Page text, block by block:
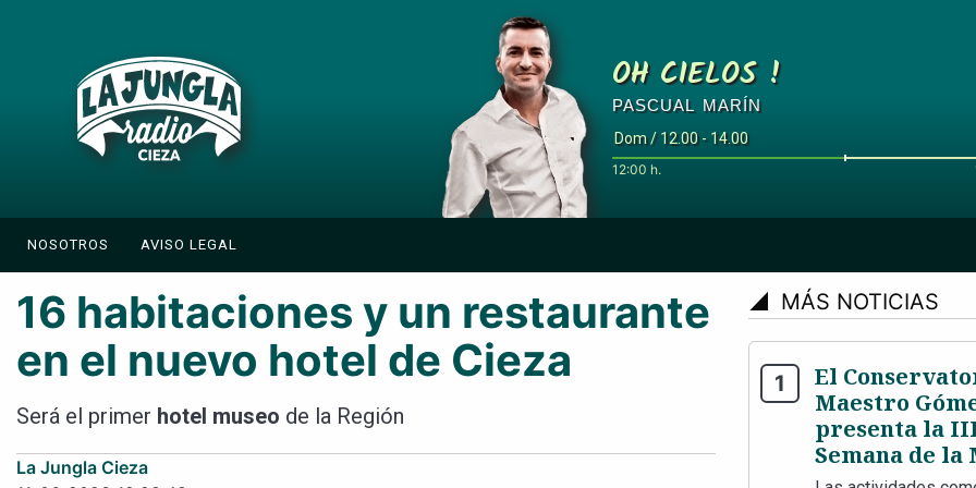
OH CIELOS !
PASCUAL MARÍN
Dom / 12.00 - 14.00
12:00 h.
NOSOTROS AVISO LEGAL
16 habitaciones y un restaurante
en el nuevo hotel de Cieza
Será el primer hotel museo de la Región
La Jungla Cieza
signal_cellular_4_bar MÁS NOTICIAS
El
Maestro
presenta la
Semana de la